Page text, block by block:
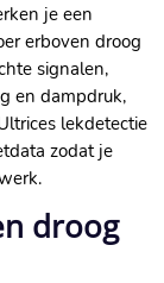
je een
erboven droog
signalen,
en dampdruk,
lekdetectie
zodat je
droog